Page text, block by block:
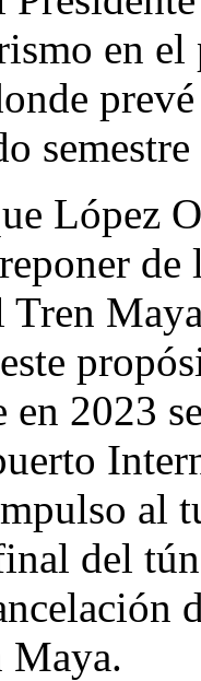
en
semestre
López
de
Tren
en 2023
al
del
Maya.